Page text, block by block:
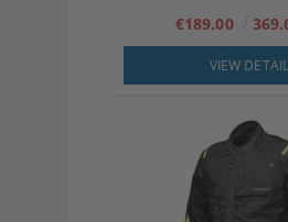
€189.00
VIEW